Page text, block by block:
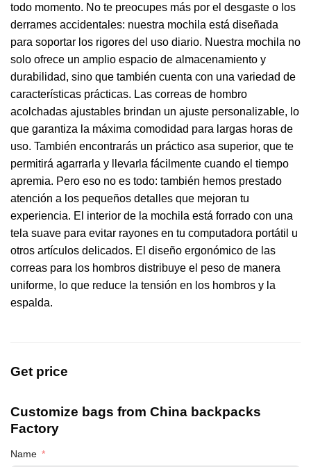
todo momento. No te preocupes más por el desgaste o los
derrames accidentales: nuestra mochila está diseñada
para soportar los rigores del uso diario. Nuestra mochila no
solo ofrece un amplio espacio de almacenamiento y
durabilidad, sino que también cuenta con una variedad de
características prácticas. Las correas de hombro
acolchadas ajustables brindan un ajuste personalizable, lo
que garantiza la máxima comodidad para largas horas de
uso. También encontrarás un práctico asa superior, que te
permitirá agarrarla y llevarla fácilmente cuando el tiempo
apremia. Pero eso no es todo: también hemos prestado
atención a los pequeños detalles que mejoran tu
experiencia. El interior de la mochila está forrado con una
tela suave para evitar rayones en tu computadora portátil u
otros artículos delicados. El diseño ergonómico de las
correas para los hombros distribuye el peso de manera
uniforme, lo que reduce la tensión en los hombros y la
espalda.
Get price
Customize bags from China backpacks
Factory
Name